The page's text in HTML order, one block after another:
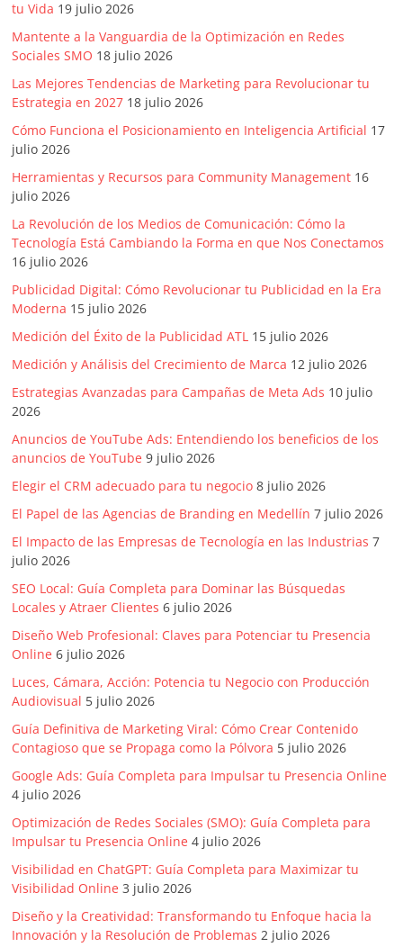
iBlue
|
Magazine
de
Publicidad,
Mercadeo
y
Medios
de
la
Agencia
Blue
Design
y
sus
filiales
en
América
Latina
Una
mirada
estratégica
y
versátil
del
Marketing
en
LATAM
Bitácora
social
de
Mercadeo
Interactivo,
Medios,
Publicidad,
Marketing,
Campañas
Publicitarias,
tu Vida 19 julio 2026
Mantente a la Vanguardia de la Optimización en Redes
Sociales SMO 18 julio 2026
Las Mejores Tendencias de Marketing para Revolucionar tu
Estrategia en 2027 18 julio 2026
Cómo Funciona el Posicionamiento en Inteligencia Artificial 17
julio 2026
Herramientas y Recursos para Community Management 16
julio 2026
La Revolución de los Medios de Comunicación: Cómo la
Tecnología Está Cambiando la Forma en que Nos Conectamos
16 julio 2026
Publicidad Digital: Cómo Revolucionar tu Publicidad en la Era
Moderna 15 julio 2026
Medición del Éxito de la Publicidad ATL 15 julio 2026
Medición y Análisis del Crecimiento de Marca 12 julio 2026
Estrategias Avanzadas para Campañas de Meta Ads 10 julio
2026
Anuncios de YouTube Ads: Entendiendo los beneficios de los
anuncios de YouTube 9 julio 2026
Elegir el CRM adecuado para tu negocio 8 julio 2026
El Papel de las Agencias de Branding en Medellín 7 julio 2026
El Impacto de las Empresas de Tecnología en las Industrias 7
julio 2026
SEO Local: Guía Completa para Dominar las Búsquedas
Locales y Atraer Clientes 6 julio 2026
Diseño Web Profesional: Claves para Potenciar tu Presencia
Online 6 julio 2026
Luces, Cámara, Acción: Potencia tu Negocio con Producción
Audiovisual 5 julio 2026
Guía Definitiva de Marketing Viral: Cómo Crear Contenido
Contagioso que se Propaga como la Pólvora 5 julio 2026
Google Ads: Guía Completa para Impulsar tu Presencia Online
4 julio 2026
Optimización de Redes Sociales (SMO): Guía Completa para
Impulsar tu Presencia Online 4 julio 2026
Visibilidad en ChatGPT: Guía Completa para Maximizar tu
Visibilidad Online 3 julio 2026
Diseño y la Creatividad: Transformando tu Enfoque hacia la
Innovación y la Resolución de Problemas 2 julio 2026